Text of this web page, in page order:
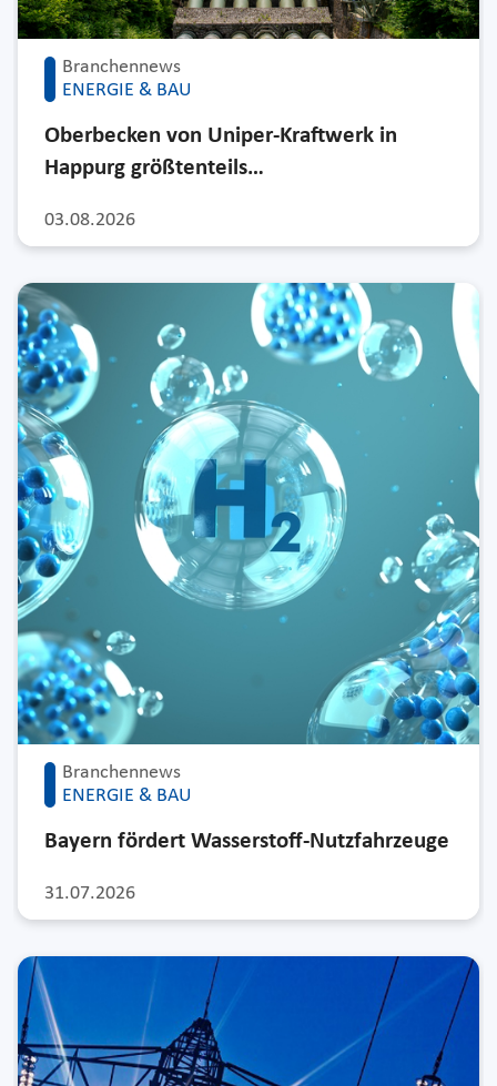
Branchennews
ENERGIE & BAU
03.08.2026
Oberbecken von Uniper-Kraftwerk in
Happurg größtenteils…
Branchennews
ENERGIE & BAU
31.07.2026
Bayern fördert Wasserstoff-Nutzfahrzeuge